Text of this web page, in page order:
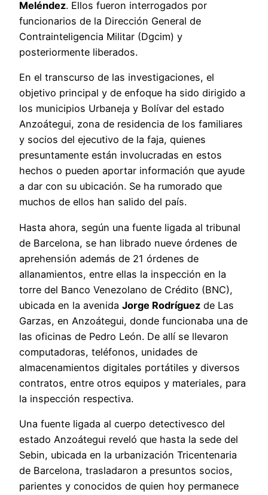
Meléndez. Ellos fueron interrogados por
funcionarios de la Dirección General de
Contrainteligencia Militar (Dgcim) y
posteriormente liberados.
En el transcurso de las investigaciones, el
objetivo principal y de enfoque ha sido dirigido a
los municipios Urbaneja y Bolívar del estado
Anzoátegui, zona de residencia de los familiares
y socios del ejecutivo de la faja, quienes
presuntamente están involucradas en estos
hechos o pueden aportar información que ayude
a dar con su ubicación. Se ha rumorado que
muchos de ellos han salido del país.
Hasta ahora, según una fuente ligada al tribunal
de Barcelona, se han librado nueve órdenes de
aprehensión además de 21 órdenes de
allanamientos, entre ellas la inspección en la
torre del Banco Venezolano de Crédito (BNC),
ubicada en la avenida Jorge Rodríguez de Las
Garzas, en Anzoátegui, donde funcionaba una de
las oficinas de Pedro León. De allí se llevaron
computadoras, teléfonos, unidades de
almacenamientos digitales portátiles y diversos
contratos, entre otros equipos y materiales, para
la inspección respectiva.
Una fuente ligada al cuerpo detectivesco del
estado Anzoátegui reveló que hasta la sede del
Sebin, ubicada en la urbanización Tricentenaria
de Barcelona, trasladaron a presuntos socios,
parientes y conocidos de quien hoy permanece